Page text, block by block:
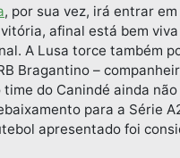
, por sua vez, irá entrar
afinal está bem
A Lusa torce também
Bragantino –
time do Canindé ainda
para a Série
apresentado foi